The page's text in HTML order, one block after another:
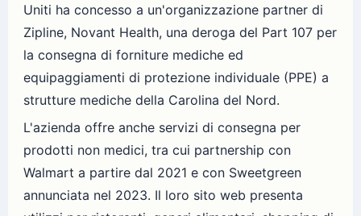
Uniti ha concesso a un'organizzazione partner di
Zipline, Novant Health, una deroga del Part 107 per
la consegna di forniture mediche ed
equipaggiamenti di protezione individuale (PPE) a
strutture mediche della Carolina del Nord.
L'azienda offre anche servizi di consegna per
prodotti non medici, tra cui partnership con
Walmart a partire dal 2021 e con Sweetgreen
annunciata nel 2023. Il loro sito web presenta